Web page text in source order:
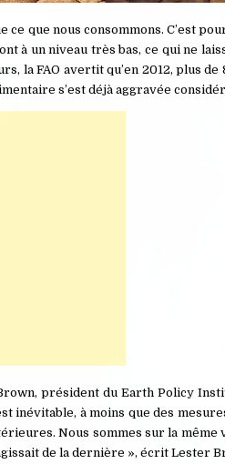
ce que nous consommons. C’est
à un niveau très bas, ce qui ne
la FAO avertit qu’en 2012, plus
s’est déjà aggravée
président du Earth Policy
inévitable, à moins que des
Nous sommes sur la
de la dernière », écrit Lester